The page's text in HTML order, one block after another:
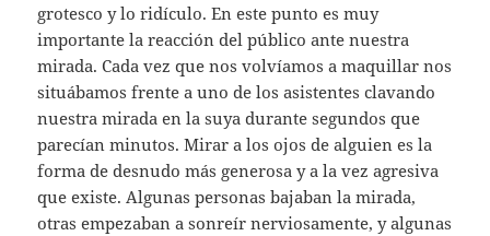
grotesco y lo ridículo. En este punto es muy
importante la reacción del público ante nuestra
mirada. Cada vez que nos volvíamos a maquillar nos
situábamos frente a uno de los asistentes clavando
nuestra mirada en la suya durante segundos que
parecían minutos. Mirar a los ojos de alguien es la
forma de desnudo más generosa y a la vez agresiva
que existe. Algunas personas bajaban la mirada,
otras empezaban a sonreír nerviosamente, y algunas